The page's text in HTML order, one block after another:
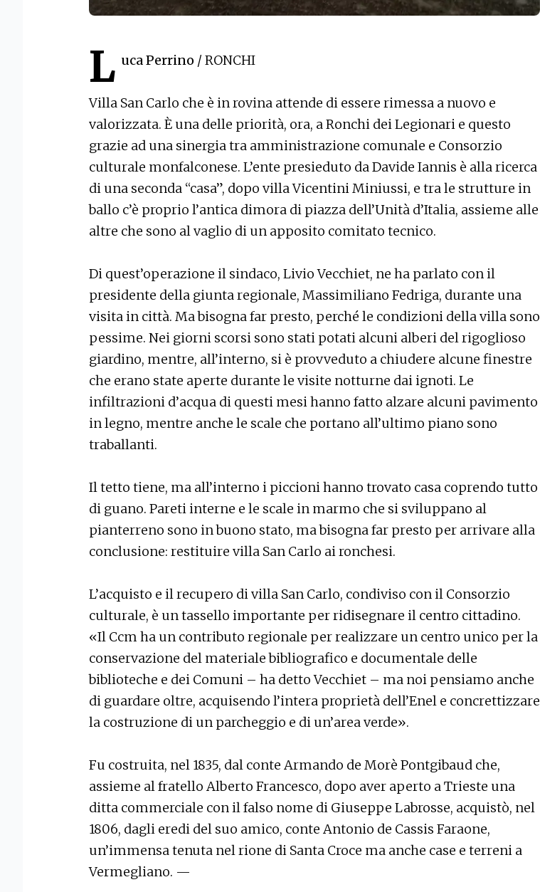
L uca Perrino / RONCHI
Villa San Carlo che è in rovina attende di essere rimessa a nuovo e
valorizzata. È una delle priorità, ora, a Ronchi dei Legionari e questo
grazie ad una sinergia tra amministrazione comunale e Consorzio
culturale monfalconese. L’ente presieduto da Davide Iannis è alla ricerca
di una seconda “casa”, dopo villa Vicentini Miniussi, e tra le strutture in
ballo c’è proprio l’antica dimora di piazza dell’Unità d’Italia, assieme alle
altre che sono al vaglio di un apposito comitato tecnico.
Di quest’operazione il sindaco, Livio Vecchiet, ne ha parlato con il
presidente della giunta regionale, Massimiliano Fedriga, durante una
visita in città. Ma bisogna far presto, perché le condizioni della villa sono
pessime. Nei giorni scorsi sono stati potati alcuni alberi del rigoglioso
giardino, mentre, all’interno, si è provveduto a chiudere alcune finestre
che erano state aperte durante le visite notturne dai ignoti. Le
infiltrazioni d’acqua di questi mesi hanno fatto alzare alcuni pavimento
in legno, mentre anche le scale che portano all’ultimo piano sono
traballanti.
Il tetto tiene, ma all’interno i piccioni hanno trovato casa coprendo tutto
di guano. Pareti interne e le scale in marmo che si sviluppano al
pianterreno sono in buono stato, ma bisogna far presto per arrivare alla
conclusione: restituire villa San Carlo ai ronchesi.
L’acquisto e il recupero di villa San Carlo, condiviso con il Consorzio
culturale, è un tassello importante per ridisegnare il centro cittadino.
«Il Ccm ha un contributo regionale per realizzare un centro unico per la
conservazione del materiale bibliografico e documentale delle
biblioteche e dei Comuni – ha detto Vecchiet – ma noi pensiamo anche
di guardare oltre, acquisendo l’intera proprietà dell’Enel e concrettizzare
la costruzione di un parcheggio e di un’area verde».
Fu costruita, nel 1835, dal conte Armando de Morè Pontgibaud che,
assieme al fratello Alberto Francesco, dopo aver aperto a Trieste una
ditta commerciale con il falso nome di Giuseppe Labrosse, acquistò, nel
1806, dagli eredi del suo amico, conte Antonio de Cassis Faraone,
un’immensa tenuta nel rione di Santa Croce ma anche case e terreni a
Vermegliano. —